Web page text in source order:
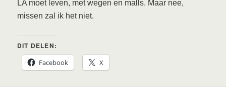
LA moet leven, met wegen en malls. Maar nee,
missen zal ik het niet.
DIT DELEN:
Facebook
X